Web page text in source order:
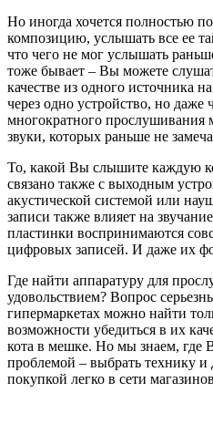
Но иногда хочется полностью
композицию, услышать все ее
что чего не мог услышать
тоже бывает – Вы можете
качестве из одного источника
через одно устройство, но даже
многократного прослушивания
звуки, которых раньше не
То, какой Вы слышите каждую
связано также с выходным
акустической системой или
записи также влияет на
пластинки воспринимаются
цифровых записей. И даже их
Где найти аппаратуру для
удовольствием? Вопрос
гипермаркетах можно найти
возможности убедиться в их
кота в мешке. Но мы знаем, где
проблемой – выбрать технику и
покупкой легко в сети